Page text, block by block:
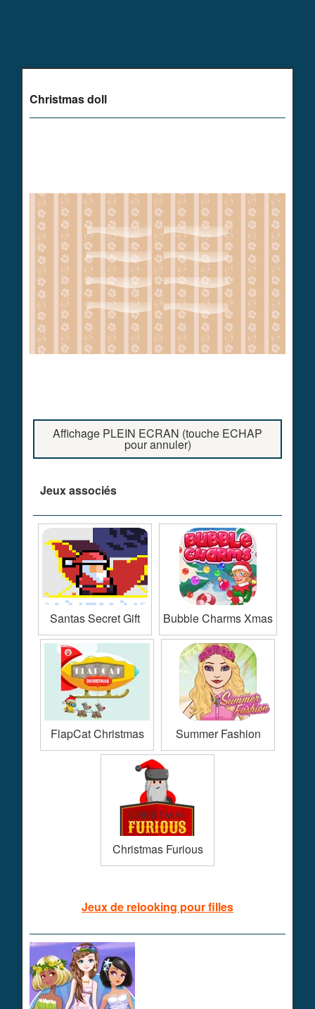
Christmas doll
Affichage PLEIN ECRAN (touche ECHAP
pour annuler)
Jeux associés
Santas Secret Gift Bubble Charms Xmas
FlapCat Christmas Summer Fashion
Christmas Furious
Jeux de relooking pour filles